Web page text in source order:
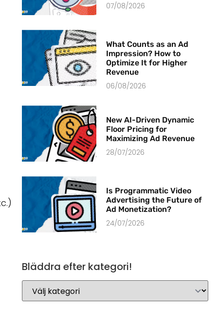
07/08/2026
What Counts as an Ad
Impression? How to
Optimize It for Higher
Revenue
06/08/2026
New AI-Driven Dynamic
Floor Pricing for
Maximizing Ad Revenue
28/07/2026
Is Programmatic Video
Advertising the Future of
Ad Monetization?
24/07/2026
Bläddra efter kategori!